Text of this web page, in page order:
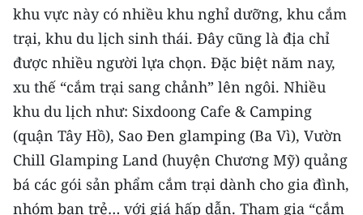
khu vực này có nhiều khu nghỉ dưỡng, khu cắm
trại, khu du lịch sinh thái. Đây cũng là địa chỉ
được nhiều người lựa chọn. Đặc biệt năm nay,
xu thế “cắm trại sang chảnh” lên ngôi. Nhiều
khu du lịch như: Sixdoong Cafe & Camping
(quận Tây Hồ), Sao Đen glamping (Ba Vì), Vườn
Chill Glamping Land (huyện Chương Mỹ) quảng
bá các gói sản phẩm cắm trại dành cho gia đình,
nhóm bạn trẻ… với giá hấp dẫn. Tham gia “cắm